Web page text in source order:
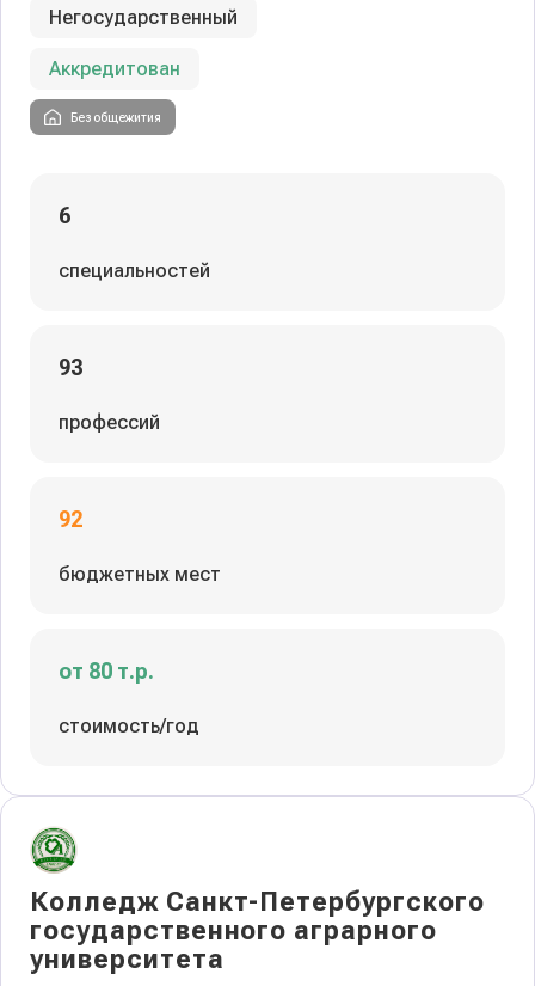
Негосударственный
Аккредитован
Без общежития
6
специальностей
93
профессий
92
бюджетных мест
от 80 т.р.
стоимость/год
Колледж Санкт-Петербургского
государственного аграрного
университета